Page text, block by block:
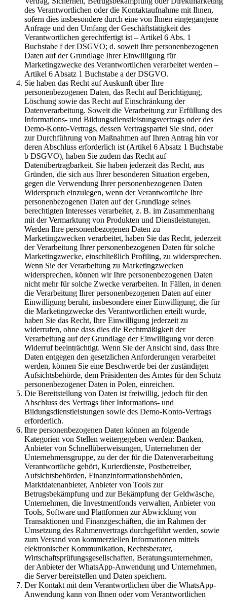
des Verantwortlichen oder die Kontaktaufnahme mit Ihnen,
sofern dies insbesondere durch eine von Ihnen eingegangene
Anfrage und den Umfang der Geschäftstätigkeit des
Verantwortlichen gerechtfertigt ist – Artikel 6 Abs. 1
Buchstabe f der DSGVO; d. soweit Ihre personenbezogenen
Daten auf der Grundlage Ihrer Einwilligung für
Marketingzwecke des Verantwortlichen verarbeitet werden –
Artikel 6 Absatz 1 Buchstabe a der DSGVO.
Sie haben das Recht auf Auskunft über Ihre
personenbezogenen Daten, das Recht auf Berichtigung,
Löschung sowie das Recht auf Einschränkung der
Datenverarbeitung. Soweit die Verarbeitung zur Erfüllung des
Informations- und Bildungsdienstleistungsvertrags oder des
Demo-Konto-Vertrags, dessen Vertragspartei Sie sind, oder
zur Durchführung von Maßnahmen auf Ihren Antrag hin vor
deren Abschluss erforderlich ist (Artikel 6 Absatz 1 Buchstabe
b DSGVO), haben Sie zudem das Recht auf
Datenübertragbarkeit. Sie haben jederzeit das Recht, aus
Gründen, die sich aus Ihrer besonderen Situation ergeben,
gegen die Verwendung Ihrer personenbezogenen Daten
Widerspruch einzulegen, wenn der Verantwortliche Ihre
personenbezogenen Daten auf der Grundlage seines
berechtigten Interesses verarbeitet, z. B. im Zusammenhang
mit der Vermarktung von Produkten und Dienstleistungen.
Werden Ihre personenbezogenen Daten zu
Marketingzwecken verarbeitet, haben Sie das Recht, jederzeit
der Verarbeitung Ihrer personenbezogenen Daten für solche
Marketingzwecke, einschließlich Profiling, zu widersprechen.
Wenn Sie der Verarbeitung zu Marketingzwecken
widersprechen, können wir Ihre personenbezogenen Daten
nicht mehr für solche Zwecke verarbeiten. In Fällen, in denen
die Verarbeitung Ihrer personenbezogenen Daten auf einer
Einwilligung beruht, insbesondere einer Einwilligung, die für
die Marketingzwecke des Verantwortlichen erteilt wurde,
haben Sie das Recht, Ihre Einwilligung jederzeit zu
widerrufen, ohne dass dies die Rechtmäßigkeit der
Verarbeitung auf der Grundlage der Einwilligung vor deren
Widerruf beeinträchtigt. Wenn Sie der Ansicht sind, dass Ihre
Daten entgegen den gesetzlichen Anforderungen verarbeitet
werden, können Sie eine Beschwerde bei der zuständigen
Aufsichtsbehörde, dem Präsidenten des Amtes für den Schutz
personenbezogener Daten in Polen, einreichen.
Die Bereitstellung von Daten ist freiwillig, jedoch für den
Abschluss des Vertrags über Informations- und
Bildungsdienstleistungen sowie des Demo-Konto-Vertrags
erforderlich.
Ihre personenbezogenen Daten können an folgende
Kategorien von Stellen weitergegeben werden: Banken,
Anbieter von Schnellüberweisungen, Unternehmen der
Unternehmensgruppe, zu der der für die Datenverarbeitung
Verantwortliche gehört, Kurierdienste, Postbetreiber,
Aufsichtsbehörden, Finanzinformationsbehörden,
Marktdatenanbieter, Anbieter von Tools zur
Betrugsbekämpfung und zur Bekämpfung der Geldwäsche,
Unternehmen, die Investmentfonds verwalten, Anbieter von
Tools, Software und Plattformen zur Abwicklung von
Transaktionen und Finanzgeschäften, die im Rahmen der
Umsetzung des Rahmenvertrags durchgeführt werden, sowie
zum Versand von kommerziellen Informationen mittels
elektronischer Kommunikation, Rechtsberater,
Wirtschaftsprüfungsgesellschaften, Beratungsunternehmen,
der Anbieter der WhatsApp-Anwendung und Unternehmen,
die Server bereitstellen und Daten speichern.
Der Kontakt mit dem Verantwortlichen über die WhatsApp-
Anwendung kann von Ihnen oder vom Verantwortlichen